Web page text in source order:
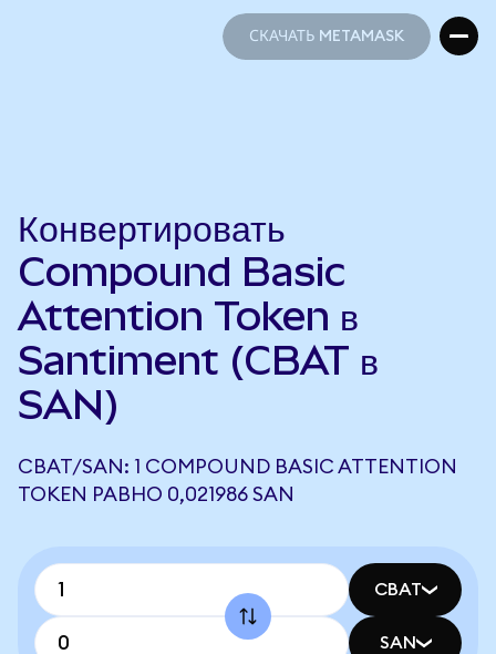
СКАЧАТЬ METAMASK
Конвертировать
Compound Basic
Attention Token в
Santiment (CBAT в
SAN)
CBAT/SAN: 1 COMPOUND BASIC ATTENTION
TOKEN РАВНО 0,021986 SAN
CBAT
SAN